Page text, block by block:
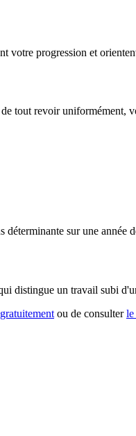
votre progression et
tout revoir uniformément,
sur une année
distingue un travail subi
ou de consulterle